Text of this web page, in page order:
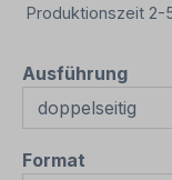
Produktionszeit 2-
Ausführung
Format